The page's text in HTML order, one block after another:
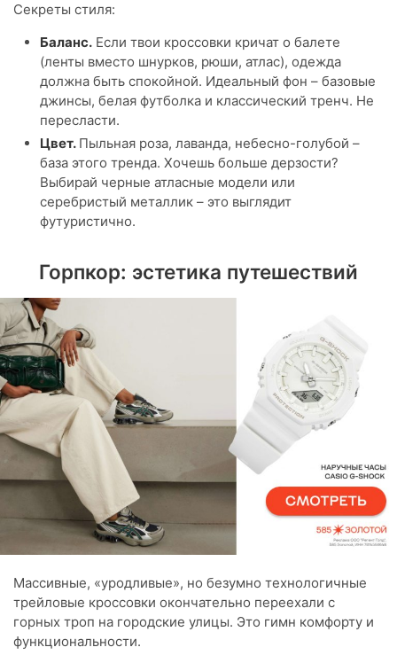
Секреты стиля:
Баланс. Если твои кроссовки кричат о балете
(ленты вместо шнурков, рюши, атлас), одежда
должна быть спокойной. Идеальный фон – базовые
джинсы, белая футболка и классический тренч. Не
пересласти.
Цвет. Пыльная роза, лаванда, небесно-голубой –
база этого тренда. Хочешь больше дерзости?
Выбирай черные атласные модели или
серебристый металлик – это выглядит
футуристично.
Горпкор: эстетика путешествий
Массивные, «уродливые», но безумно технологичные
трейловые кроссовки окончательно переехали с
горных троп на городские улицы. Это гимн комфорту и
функциональности.